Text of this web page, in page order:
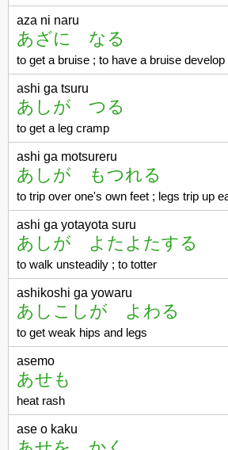
aza ni naru
あざに なる
to get a bruise ; to have a bruise develop
ashi ga tsuru
あしが つる
to get a leg cramp
ashi ga motsureru
あしが もつれる
to trip over one's own feet ; legs trip up
ashi ga yotayota suru
あしが よたよたする
to walk unsteadily ; to totter
ashikoshi ga yowaru
あしこしが よわる
to get weak hips and legs
asemo
あせも
heat rash
ase o kaku